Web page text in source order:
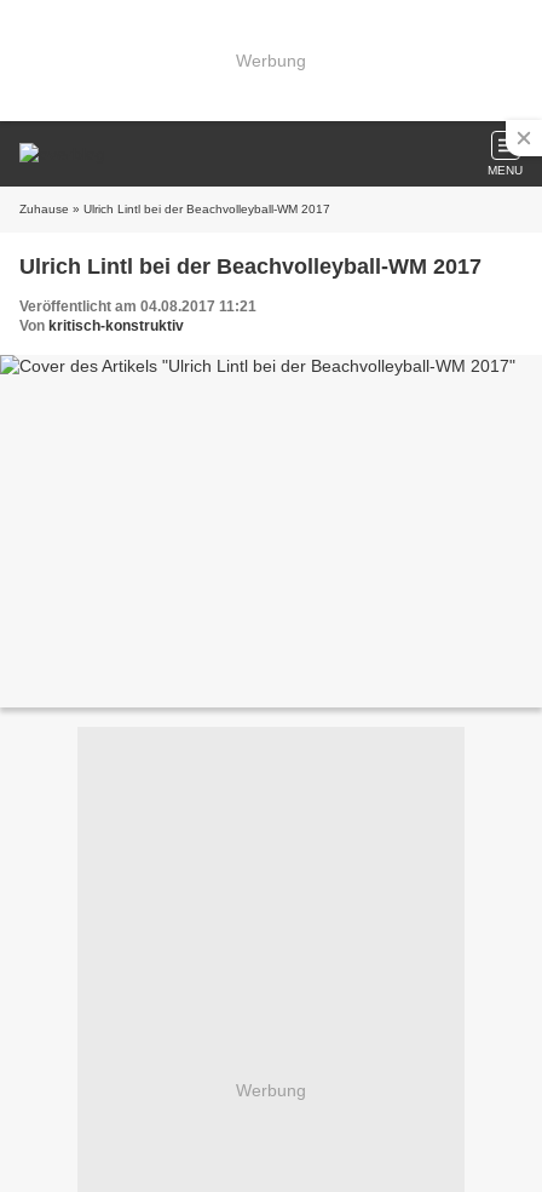
Werbung
MENU
Zuhause » Ulrich Lintl bei der Beachvolleyball-WM 2017
Ulrich Lintl bei der Beachvolleyball-WM 2017
Veröffentlicht am 04.08.2017 11:21
Von kritisch-konstruktiv
Werbung